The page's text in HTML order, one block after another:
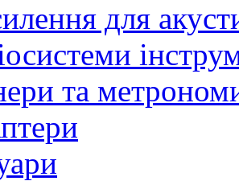
для
та